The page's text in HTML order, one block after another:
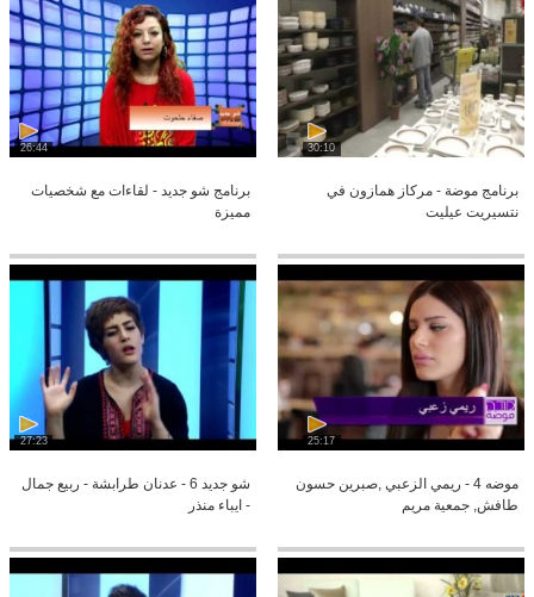
30:10
برنامج موضة - مركاز همازون في
نتسيريت عيليت
26:44
برنامج شو جديد - لقاءات مع شخصيات
مميزة
25:17
موضه 4 - ريمي الزعبي ,صبرين حسون
طافش, جمعية مريم
27:23
شو جديد 6 - عدنان طرابشة - ربيع جمال
- ايباء منذر